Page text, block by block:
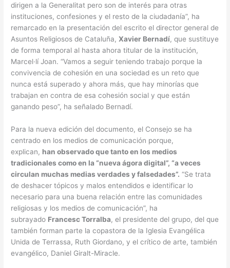
dirigen a la Generalitat pero son de interés para otras
instituciones, confesiones y el resto de la ciudadanía”, ha
remarcado en la presentación del escrito el director general de
Asuntos Religiosos de Cataluña,Xavier Bernadí, que sustituye
de forma temporal al hasta ahora titular de la institución,
Marcel·lí Joan. “Vamos a seguir teniendo trabajo porque la
convivencia de cohesión en una sociedad es un reto que
nunca está superado y ahora más, que hay minorías que
trabajan en contra de esa cohesión social y que están
ganando peso”, ha señalado Bernadí.
Para la nueva edición del documento, el Consejo se ha
centrado en los medios de comunicación porque,
explican, han observado que tanto en los medios
tradicionales como en la “nueva ágora digital”, “a veces
circulan muchas medias verdades y falsedades”. “Se trata
de deshacer tópicos y malos entendidos e identificar lo
necesario para una buena relación entre las comunidades
religiosas y los medios de comunicación”, ha
subrayado Francesc Torralba, el presidente del grupo, del que
también forman parte la copastora de la Iglesia Evangélica
Unida de Terrassa, Ruth Giordano, y el crítico de arte, también
evangélico, Daniel Giralt-Miracle.